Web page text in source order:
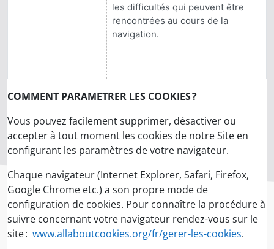
les difficultés qui peuvent être
rencontrées au cours de la
navigation.
COMMENT PARAMETRER LES COOKIES ?
Vous pouvez facilement supprimer, désactiver ou
accepter à tout moment les cookies de notre Site en
configurant les paramètres de votre navigateur.
Chaque navigateur (Internet Explorer, Safari, Firefox,
Google Chrome etc.) a son propre mode de
configuration de cookies. Pour connaître la procédure à
suivre concernant votre navigateur rendez-vous sur le
site : www.allaboutcookies.org/fr/gerer-les-cookies.